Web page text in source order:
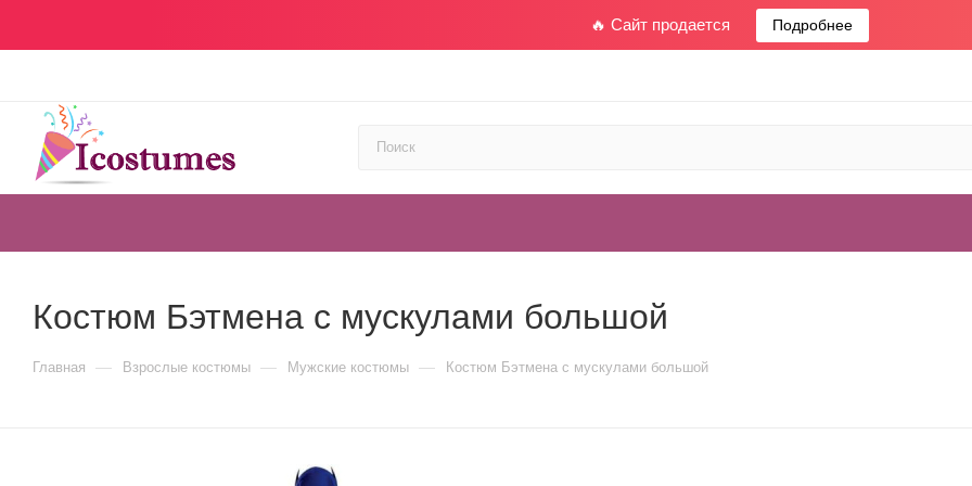
🔥 Сайт продается Подробнее
Костюм Бэтмена с мускулами большой
Главная — Взрослые костюмы — Мужские костюмы — Костюм Бэтмена с мускулами большой